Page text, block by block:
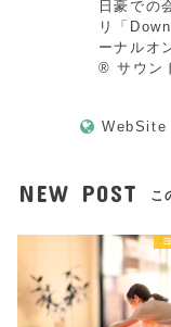
日豪での
リ「
ーナルオ
®︎ サウン
WebSite
NEW POST こ